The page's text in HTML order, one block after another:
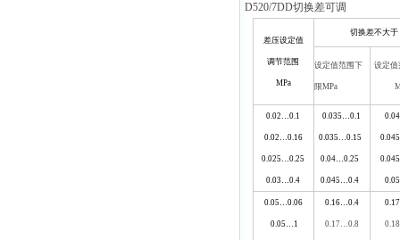
D520/7DD切换差可调
差压设定值
调节范围
MPa
切换差不大于
设定值范围下
限MPa
设定值
0.02…0.1
0.02…0.16
0.025…0.25
0.03…0.4
0.035…0.1
0.035…0.15
0.04…0.25
0.045…0.4
0.05…0.06
0.05…1
0.16…0.4
0.17…0.8